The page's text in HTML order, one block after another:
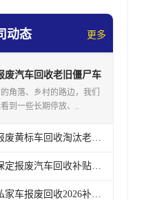
机拆车件
动态 更多
废汽车回收老旧僵尸车
收处理
角落、乡村的路边，我们
到一些长期停放、..
保定报废黄标车回收淘汰老旧车辆领取补贴
2026保定报废汽车回收补贴发放注意事项
保定私家车报废回收2026补贴发放时间说明